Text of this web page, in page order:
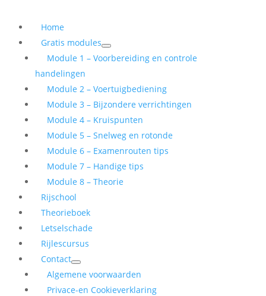
Home
Gratis modules
Module 1 – Voorbereiding en controle
handelingen
Module 2 – Voertuigbediening
Module 3 – Bijzondere verrichtingen
Module 4 – Kruispunten
Module 5 – Snelweg en rotonde
Module 6 – Examenrouten tips
Module 7 – Handige tips
Module 8 – Theorie
Rijschool
Theorieboek
Letselschade
Rijlescursus
Contact
Algemene voorwaarden
Privace-en Cookieverklaring